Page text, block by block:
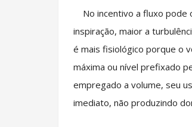
No incentivo a fluxo pode
inspiração, maior a
é mais fisiológico porque o
máxima ou nível prefixado
empregado a volume, seu
imediato, não produzindo